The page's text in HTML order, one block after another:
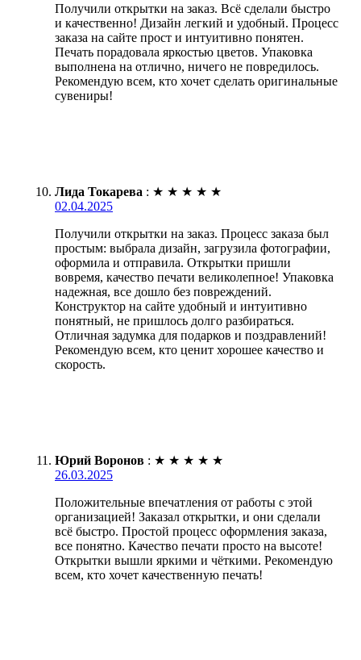
Получили открытки на заказ. Всё сделали быстро
и качественно! Дизайн легкий и удобный. Процесс
заказа на сайте прост и интуитивно понятен.
Печать порадовала яркостью цветов. Упаковка
выполнена на отлично, ничего не повредилось.
Рекомендую всем, кто хочет сделать оригинальные
сувениры!
Лида Токарева : ★ ★ ★ ★ ★
02.04.2025
Получили открытки на заказ. Процесс заказа был
простым: выбрала дизайн, загрузила фотографии,
оформила и отправила. Открытки пришли
вовремя, качество печати великолепное! Упаковка
надежная, все дошло без повреждений.
Конструктор на сайте удобный и интуитивно
понятный, не пришлось долго разбираться.
Отличная задумка для подарков и поздравлений!
Рекомендую всем, кто ценит хорошее качество и
скорость.
Юрий Воронов : ★ ★ ★ ★ ★
26.03.2025
Положительные впечатления от работы с этой
организацией! Заказал открытки, и они сделали
всё быстро. Простой процесс оформления заказа,
все понятно. Качество печати просто на высоте!
Открытки вышли яркими и чёткими. Рекомендую
всем, кто хочет качественную печать!